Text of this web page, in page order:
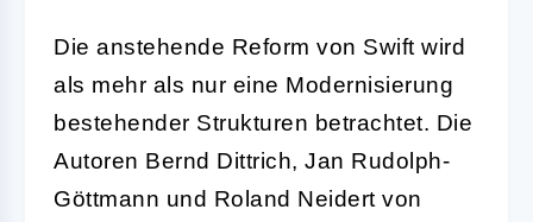
Die anstehende Reform von Swift wird
als mehr als nur eine Modernisierung
bestehender Strukturen betrachtet. Die
Autoren Bernd Dittrich, Jan Rudolph-
Göttmann und Roland Neidert von